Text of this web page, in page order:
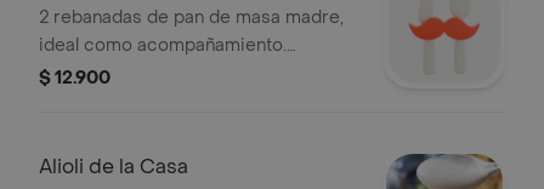
2 rebanadas de pan de masa madre,
ideal como acompañamiento.
Crujiente por fuera y suave por
$ 12.900
Alioli de la Casa